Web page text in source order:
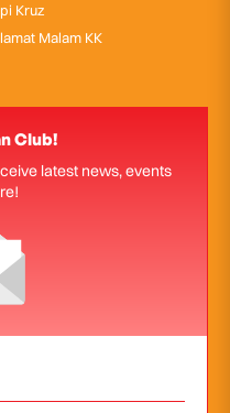
Kruz
Malam KK
Club!
latest news, events